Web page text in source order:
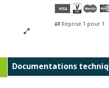
Reprise 1 pour 1
Documentations